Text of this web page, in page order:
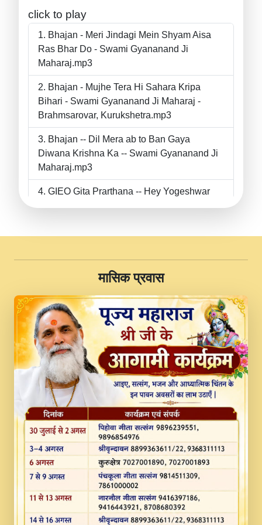
click to play
Bhajan - Meri Jindagi Mein Shyam Aisa
Ras Bhar Do - Swami Gyananand Ji
Maharaj.mp3
Bhajan - Mujhe Tera Hi Sahara Kripa
Bihari - Swami Gyananand Ji Maharaj -
Brahmsarovar, Kurukshetra.mp3
Bhajan -- Dil Mera ab to Ban Gaya
Diwana Krishna Ka -- Swami Gyananand Ji
Maharaj.mp3
GIEO Gita Prarthana -- Hey Yogeshwar
II Swami Gyananand Ji Maharaj.mp3
JINU SATGURU AAP BULAVE by Rasik
Pawan ji 20-11-19 Sankirtan At VEER JI
PRABHU KUTEER CHANNEL.mp3
Kina Sohna Tera Bhawan Sajaya Mata
Vaishno Devi Aarti Mata Rani Bhajan By
Lakhwinder Wadali Ji.mp3
MERE MANN VICH KANTH KALER
NEW PUNAJBI DEVOTIONAL SONG 2017
FULL VIDEO HD.mp3
Na To Roop Hai Bindu Ji Maharaj Pad - A
Divine Bhajan by Shri Indresh Ji
#BhaktiPath.mp3
Radha Rani Ki Kirpa Best Devotional
Song By Chitra Vichitra.mp3
​मासिक प्रवास